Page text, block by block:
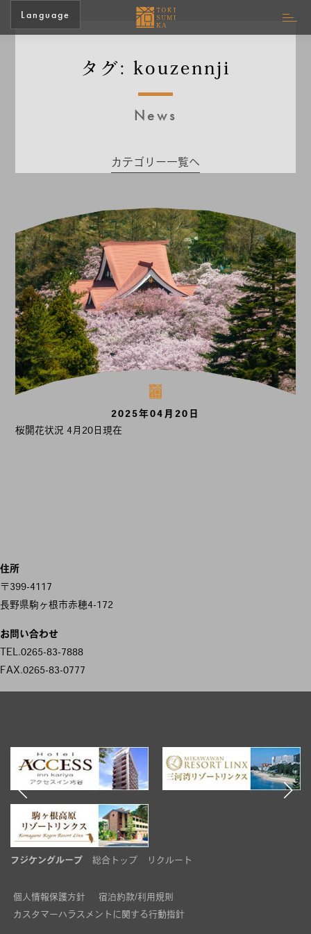
Language
タグ: kouzennji
News
カテゴリー一覧へ
2025年04月20日
桜開花状況 4月20日現在
住所
〒399-4117
長野県駒ヶ根市赤穂4-172
お問い合わせ
TEL.0265-83-7888
FAX.0265-83-0777
フジケングループ 総合トップ リクルート
個人情報保護方針
宿泊約款/利用規則
カスタマーハラスメントに関する行動指針